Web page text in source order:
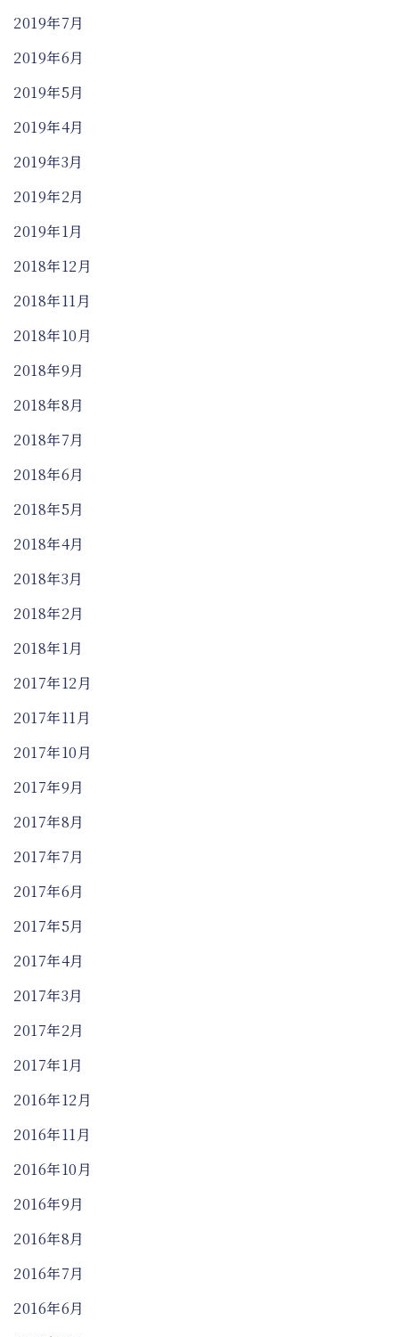
2019年7月
2019年6月
2019年5月
2019年4月
2019年3月
2019年2月
2019年1月
2018年12月
2018年11月
2018年10月
2018年9月
2018年8月
2018年7月
2018年6月
2018年5月
2018年4月
2018年3月
2018年2月
2018年1月
2017年12月
2017年11月
2017年10月
2017年9月
2017年8月
2017年7月
2017年6月
2017年5月
2017年4月
2017年3月
2017年2月
2017年1月
2016年12月
2016年11月
2016年10月
2016年9月
2016年8月
2016年7月
2016年6月